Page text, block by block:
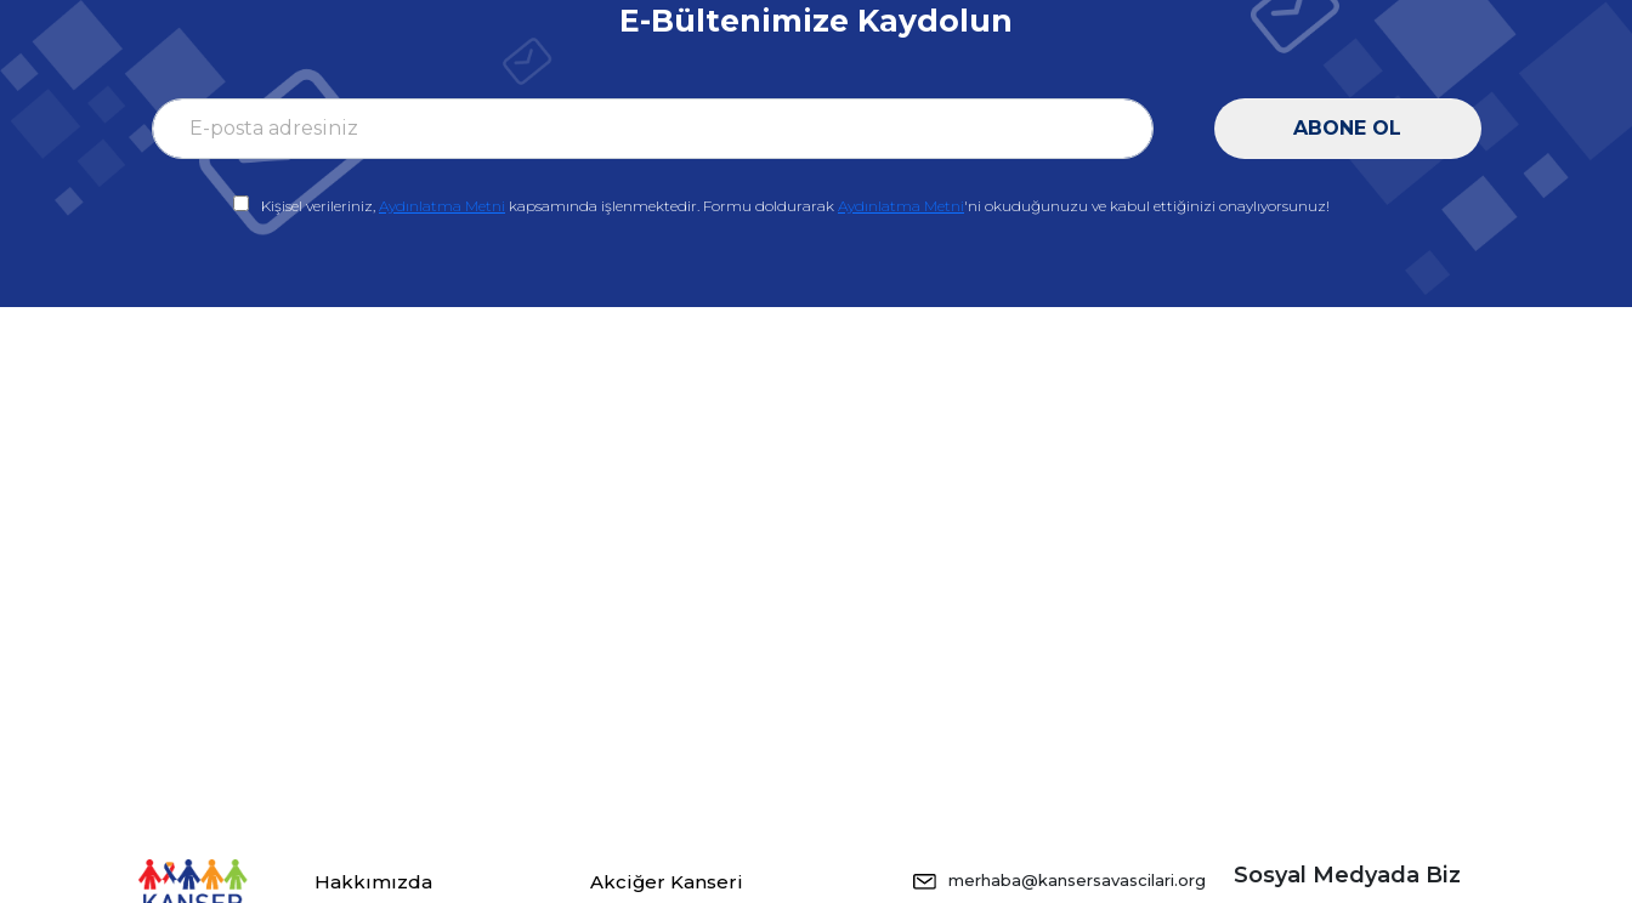
E-Bültenimize Kaydolun
ABONE OL
Kişisel verileriniz, Aydınlatma Metni kapsamında işlenmektedir. Formu doldurarak Aydınlatma Metni'ni okuduğunuzu ve kabul ettiğinizi onaylıyorsunuz!
Hakkımızda Akciğer Kanseri merhaba@kansersavascilari.org Sosyal Medyada Biz